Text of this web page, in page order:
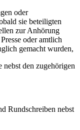
oder
sie beteiligten
zur Anhörung
oder amtlich
gemacht wurden,
nebst den zugehörigen
Rundschreiben nebst